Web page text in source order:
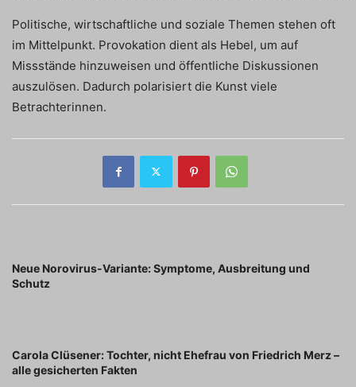
Politische, wirtschaftliche und soziale Themen stehen oft
im Mittelpunkt. Provokation dient als Hebel, um auf
Missstände hinzuweisen und öffentliche Diskussionen
auszulösen. Dadurch polarisiert die Kunst viele
Betrachterinnen.
Neue Norovirus-Variante: Symptome, Ausbreitung und
Schutz
Carola Clüsener: Tochter, nicht Ehefrau von Friedrich Merz –
alle gesicherten Fakten